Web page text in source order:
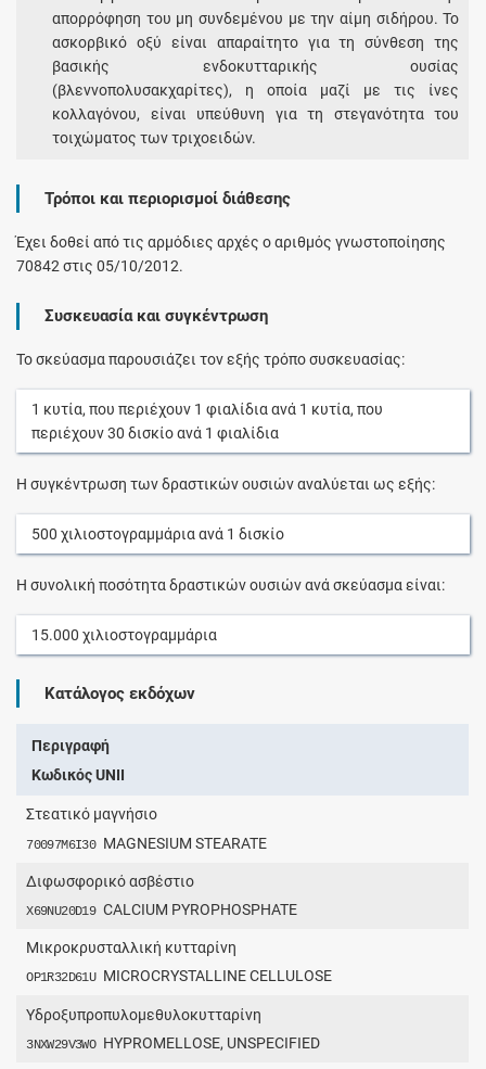
απορρόφηση του μη συνδεμένου με την αίμη σιδήρου. Το
ασκορβικό οξύ είναι απαραίτητο για τη σύνθεση της
βασικής ενδοκυτταρικής ουσίας
(βλεννοπολυσακχαρίτες), η οποία μαζί με τις ίνες
κολλαγόνου, είναι υπεύθυνη για τη στεγανότητα του
τοιχώματος των τριχοειδών.
Τρόποι και περιορισμοί διάθεσης
Έχει δοθεί από τις αρμόδιες αρχές ο αριθμός γνωστοποίησης
70842 στις 05/10/2012.
Συσκευασία και συγκέντρωση
Το σκεύασμα παρουσιάζει τον εξής τρόπο συσκευασίας:
1 κυτία, που περιέχουν 1 φιαλίδιαανά 1 κυτία, που
περιέχουν30 δισκίοανά 1 φιαλίδια
Η συγκέντρωση των δραστικών ουσιών αναλύεται ως εξής:
500 χιλιοστογραμμάριαανά 1 δισκίο
Η συνολική ποσότητα δραστικών ουσιών ανά σκεύασμα είναι:
15.000 χιλιοστογραμμάρια
Κατάλογος εκδόχων
Περιγραφή
Κωδικός UNII
Στεατικό μαγνήσιο
70097M6I30 MAGNESIUM STEARATE
Διφωσφορικό ασβέστιο
X69NU20D19 CALCIUM PYROPHOSPHATE
Μικροκρυσταλλική κυτταρίνη
OP1R32D61U MICROCRYSTALLINE CELLULOSE
Υδροξυπροπυλομεθυλοκυτταρίνη
3NXW29V3WO HYPROMELLOSE, UNSPECIFIED